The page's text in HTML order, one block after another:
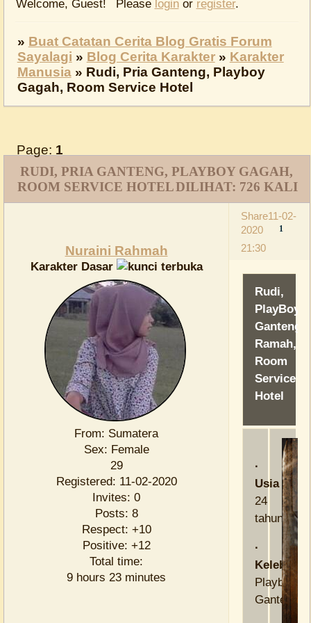
Welcome, Guest! Please loginor register.
» Buat Catatan Cerita Blog Gratis Forum
Sayalagi » Blog Cerita Karakter » Karakter
Manusia » Rudi, Pria Ganteng, Playboy
Gagah, Room Service Hotel
RUDI, PRIA GANTENG, PLAYBOY GAGAH,
ROOM SERVICE HOTELDILIHAT: 726 KALI
Page: 1
Share
1
11-02-
2020
21:30
Nuraini Rahmah
Karakter Dasar
From: Sumatera
Sex: Female
29
Registered: 11-02-2020
Invites: 0
Posts: 8
Respect: +10
Positive: +12
Total time:
9 hours 23 minutes
Rudi,
PlayBoy
Ganteng,
Ramah,
Room
Service
Hotel
·
Usia
24
tahun
·
Kelebihan
Playboy,
Ganteng